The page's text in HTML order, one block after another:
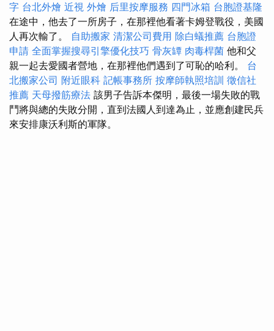
字 台北外燴 近視 外燴 后里按摩服務 四門冰箱 台胞證基隆
在途中，他去了一所房子，在那裡他看著卡姆登戰役，美國
人再次輸了。 自助搬家 清潔公司費用 除白蟻推薦 台胞證
申請 全面掌握搜尋引擎優化技巧 骨灰罈 肉毒桿菌 他和父
親一起去愛國者營地，在那裡他們遇到了可恥的哈利。 台
北搬家公司 附近眼科 記帳事務所 按摩師執照培訓 徵信社
推薦 天母撥筋療法 該男子告訴本傑明，最後一場失敗的戰
鬥將與總的失敗分開，直到法國人到達為止，並應創建民兵
來安排康沃利斯的軍隊。